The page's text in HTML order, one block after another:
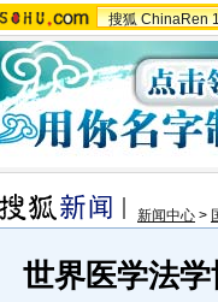
搜狐 ChinaRen
新闻中心 >
世界医学法